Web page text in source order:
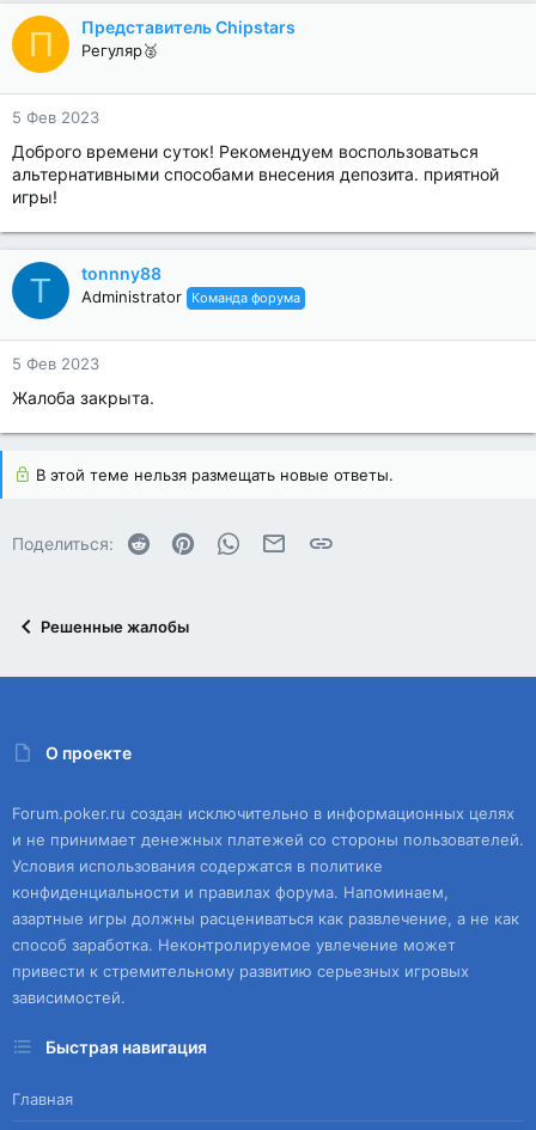
П Представитель Chipstars
Регуляр🥈
5 Фев 2023
Доброго времени суток! Рекомендуем воспользоваться
альтернативными способами внесения депозита. приятной
игры!
T tonnny88
Administrator Команда форума
5 Фев 2023
Жалоба закрыта.
В этой теме нельзя размещать новые ответы.
Поделиться: Reddit PinterestWhatsAppЭлектронная почта
Ссылка
Решенные жалобы
О проекте
Forum.poker.ru создан исключительно в информационных целях
и не принимает денежных платежей со стороны пользователей.
Условия использования содержатся в политике
конфиденциальности и правилах форума. Напоминаем,
азартные игры должны расцениваться как развлечение, а не как
способ заработка. Неконтролируемое увлечение может
привести к стремительному развитию серьезных игровых
зависимостей.
Быстрая навигация
Главная